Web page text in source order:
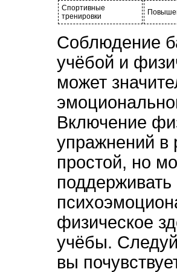
Спортивные
тренировки
Соблюдение
учёбой и
может
Включение
упражнений в
простой, но
поддерживать
физическое
учёбы.
вы